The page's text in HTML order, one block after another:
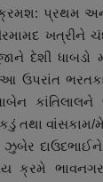
ક્રમશ: પ્રથમ
ખત્રીને
દેશી ધાબડો
તથા વાંસકામ/
દાઉદભાઈને
ક્રમે